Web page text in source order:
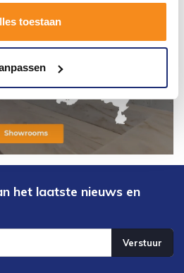
toestaan
het laatste nieuws en
Verstuur